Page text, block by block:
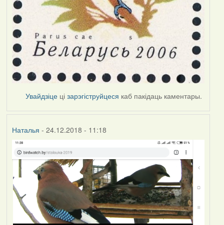
Увайдзіце цізарэгіструйцеся каб пакідаць каментары.
Наталья - 24.12.2018 - 11:18